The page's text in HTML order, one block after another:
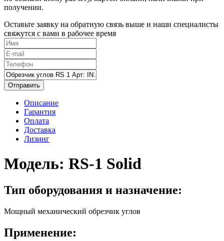
получении.
Оставьте заявку на обратную связь выше и наши специалисты
свяжутся с вами в рабочее время
Отправить
Описание
Гарантия
Оплата
Доставка
Лизинг
Модель: RS-1 Solid
Тип оборудования и назначение:
Мощный механический обрезчик углов
Применение: